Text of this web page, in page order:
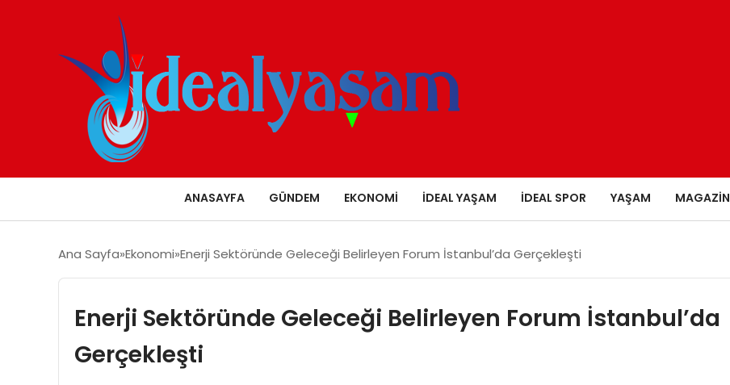
ANASAYFA GÜNDEM EKONOMI İDEAL YAŞAM İDEAL SPOR YAŞAM MAGAZIN
Ana Sayfa Ekonomi Enerji Sektöründe Geleceği Belirleyen Forum İstanbul’da Gerçekleşti
Enerji Sektöründe Geleceği Belirleyen Forum İstanbul’da
Gerçekleşti